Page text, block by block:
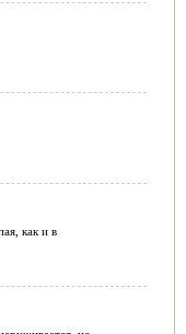
как и в